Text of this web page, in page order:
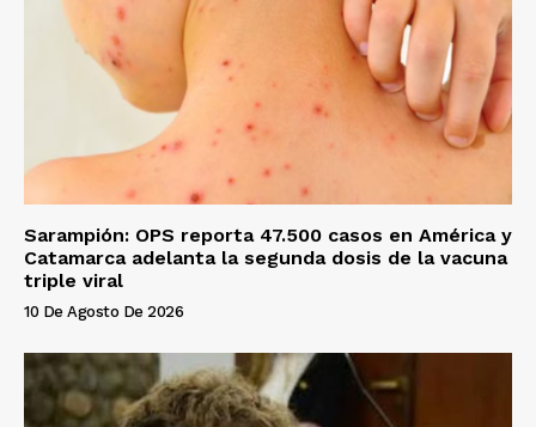
Sarampión: OPS reporta 47.500 casos en América y
Catamarca adelanta la segunda dosis de la vacuna
triple viral
10 De Agosto De 2026